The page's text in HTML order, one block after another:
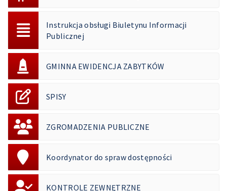
Instrukcja obsługi Biuletynu Informacji
Publicznej
GMINNA EWIDENCJA ZABYTKÓW
SPISY
ZGROMADZENIA PUBLICZNE
Koordynator do spraw dostępności
KONTROLE ZEWNĘTRZNE